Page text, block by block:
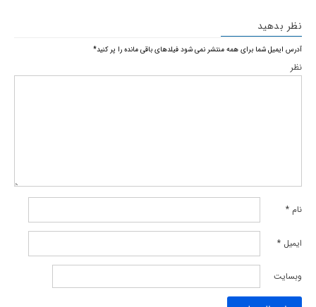
نظر بدهید
آدرس ایمیل شما برای همه منتشر نمی شود فیلدهای باقی مانده را پر کنید*
نظر
نام *
ایمیل *
وبسایت